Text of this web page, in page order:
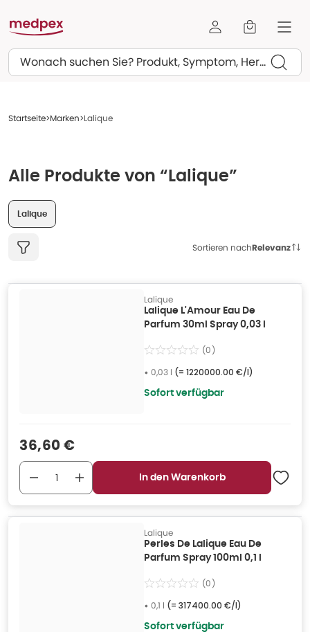
Suchen
Startseite Marken Lalique
Alle Produkte von “Lalique”
Lalique
Sortieren nachRelevanz
Lalique
Lalique L'Amour Eau De
Parfum 30ml Spray 0,03 l
(0)
• 0,03 l (= 1220000.00 €/l)
Sofort verfügbar
Verkaufspreis
36,60 €
In den Warenkorb
Lalique
Perles De Lalique Eau De
Parfum Spray 100ml 0,1 l
(0)
• 0,1 l (= 317400.00 €/l)
Sofort verfügbar